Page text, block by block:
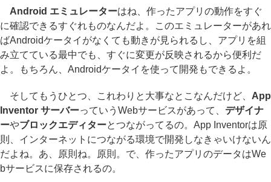
Android エミュレーターはね、作ったアプリの動作をすぐ
に確認できるすぐれものなんだよ。このエミュレーターがあれ
ばAndroidケータイがなくても動きが見られるし、アプリを組
み立てている最中でも、すぐに変更が反映されるから便利だ
よ。もちろん、Androidケータイを使って開発もできるよ。
そしてもうひとつ、これわりと大事なとこなんだけど、 App
Inventor サーバーっていうWebサービスがあって、 デザイナ
ーやブロックエディターとつながってるの。App Inventorは原
則、インターネットにつながる環境で開発しなきゃいけないん
だよね。あ、原則ね。原則。で、作ったアプリのデータはWe
bサービスに保存されるの。